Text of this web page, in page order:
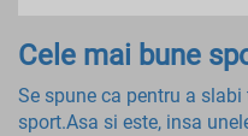
Cele mai bune
Se spune ca pentru a
sport.Asa si este, insa